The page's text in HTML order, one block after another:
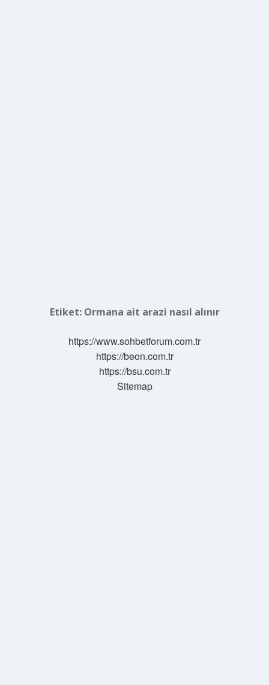
Etiket: Ormana ait arazi nasıl alınır
https://www.sohbetforum.com.tr
https://beon.com.tr
https://bsu.com.tr
Sitemap